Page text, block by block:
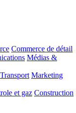
Commerce de détail
Médias &
Transport Marketing
et gaz Construction